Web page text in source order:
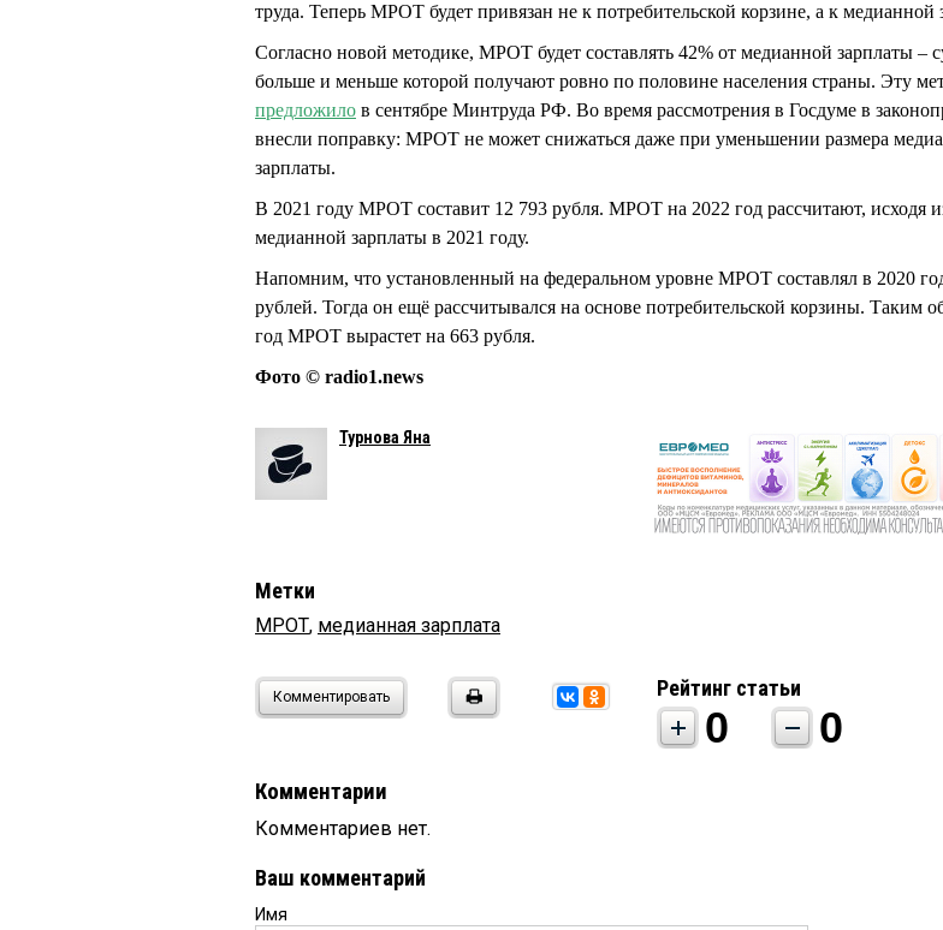
труда. Теперь МРОТ будет привязан не к потребительской корзине, а к медианной
Согласно новой методике, МРОТ будет составлять 42% от медианной зарплаты –
больше и меньше которой получают ровно по половине населения страны. Эту
предложило в сентябре Минтруда РФ. Во время рассмотрения в Госдуме в
внесли поправку: МРОТ не может снижаться даже при уменьшении размера
зарплаты.
В 2021 году МРОТ составит 12 793 рубля. МРОТ на 2022 год рассчитают, исходя
медианной зарплаты в 2021 году.
Напомним, что установленный на федеральном уровне МРОТ составлял в 2020
рублей. Тогда он ещё рассчитывался на основе потребительской корзины. Таким
год МРОТ вырастет на 663 рубля.
Фото © radio1.news
Турнова Яна
Метки
МРОТ, медианная зарплата
Комментировать Рейтинг статьи
0 0
Комментарии
Комментариев нет.
Ваш комментарий
Имя